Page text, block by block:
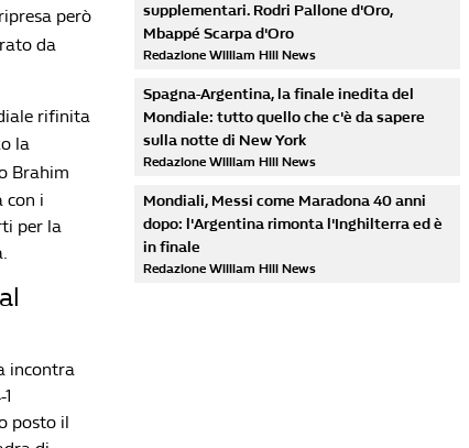
però
da
rifinita
la
Brahim
con i
per la
incontra
posto il
supplementari. Rodri Pallone d'Oro,
Mbappé Scarpa d'Oro
Redazione William Hill News
Spagna-Argentina, la finale inedita del
Mondiale: tutto quello che c'è da sapere
sulla notte di New York
Redazione William Hill News
Mondiali, Messi come Maradona 40 anni
dopo: l'Argentina rimonta l'Inghilterra ed è
in finale
Redazione William Hill News